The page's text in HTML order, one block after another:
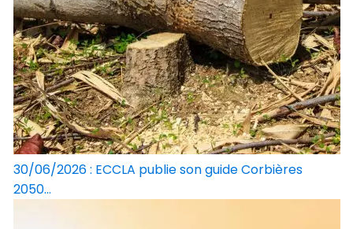
30/06/2026 : ECCLA publie son guide Corbières
2050...